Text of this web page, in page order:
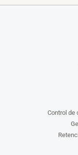
Control de